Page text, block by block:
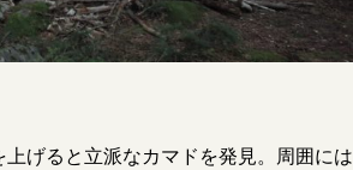
げると立派なカマドを発見。周囲には